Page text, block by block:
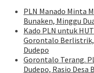
PLN Manado Minta
Bunaken, Minggu
Kado PLN untuk
Gorontalo
Dudepo
Gorontalo Terang.
Dudepo, Rasio Desa